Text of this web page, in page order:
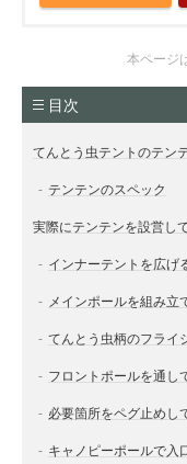
本ページ
目次
てんとう虫テントのテン
テンテンのスペック
実際にテンテンを設営し
インナーテントを広げ
メインポールを組み立
てんとう虫柄のフライ
フロントポールを通し
必要箇所をペグ止めし
キャノピーポールで入